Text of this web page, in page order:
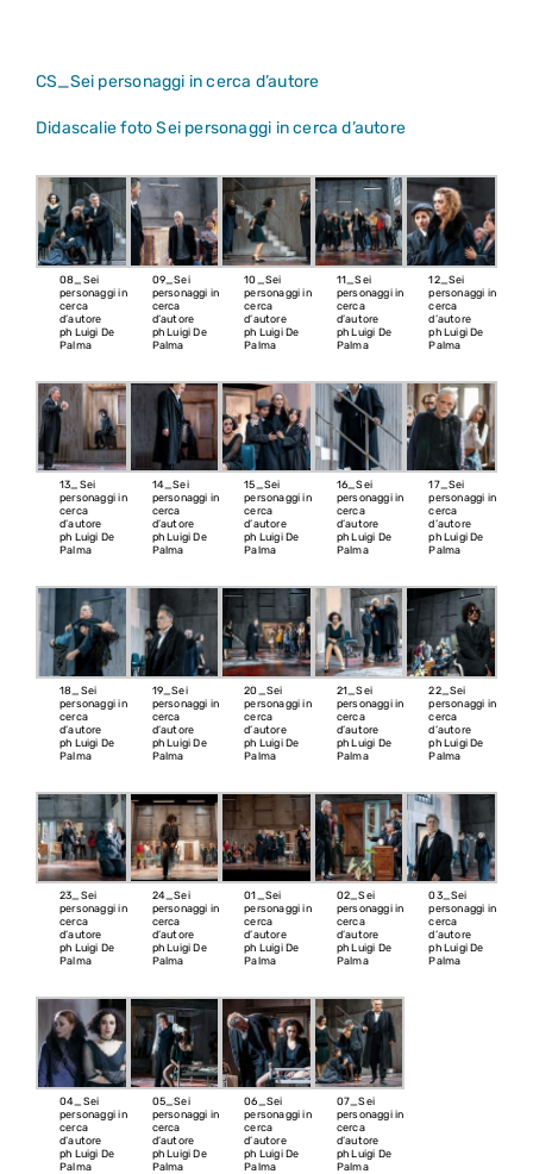
CS_Sei personaggi in cerca d’autore
Didascalie foto Sei personaggi in cerca d’autore
08_Sei
personaggi in
cerca
d’autore
ph Luigi De
Palma
09_Sei
personaggi in
cerca
d’autore
ph Luigi De
Palma
10_Sei
personaggi in
cerca
d’autore
ph Luigi De
Palma
11_Sei
personaggi in
cerca
d’autore
ph Luigi De
Palma
12_Sei
personaggi in
cerca
d’autore
ph Luigi De
Palma
13_Sei
personaggi in
cerca
d’autore
ph Luigi De
Palma
14_Sei
personaggi in
cerca
d’autore
ph Luigi De
Palma
15_Sei
personaggi in
cerca
d’autore
ph Luigi De
Palma
16_Sei
personaggi in
cerca
d’autore
ph Luigi De
Palma
17_Sei
personaggi in
cerca
d’autore
ph Luigi De
Palma
18_Sei
personaggi in
cerca
d’autore
ph Luigi De
Palma
19_Sei
personaggi in
cerca
d’autore
ph Luigi De
Palma
20_Sei
personaggi in
cerca
d’autore
ph Luigi De
Palma
21_Sei
personaggi in
cerca
d’autore
ph Luigi De
Palma
22_Sei
personaggi in
cerca
d’autore
ph Luigi De
Palma
23_Sei
personaggi in
cerca
d’autore
ph Luigi De
Palma
24_Sei
personaggi in
cerca
d’autore
ph Luigi De
Palma
01_Sei
personaggi in
cerca
d’autore
ph Luigi De
Palma
02_Sei
personaggi in
cerca
d’autore
ph Luigi De
Palma
03_Sei
personaggi in
cerca
d’autore
ph Luigi De
Palma
04_Sei
personaggi in
cerca
d’autore
ph Luigi De
Palma
05_Sei
personaggi in
cerca
d’autore
ph Luigi De
Palma
06_Sei
personaggi in
cerca
d’autore
ph Luigi De
Palma
07_Sei
personaggi in
cerca
d’autore
ph Luigi De
Palma